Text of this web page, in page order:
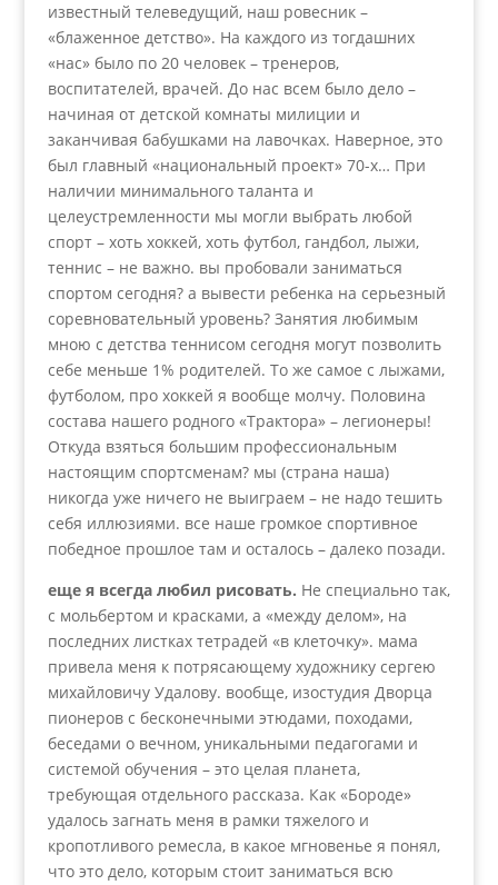
известный телеведущий, наш ровесник –
«блаженное детство». На каждого из тогдашних
«нас» было по 20 человек – тренеров,
воспитателей, врачей. До нас всем было дело –
начиная от детской комнаты милиции и
заканчивая бабушками на лавочках. Наверное, это
был главный «национальный проект» 70-х… При
наличии минимального таланта и
целеустремленности мы могли выбрать любой
спорт – хоть хоккей, хоть футбол, гандбол, лыжи,
теннис – не важно. вы пробовали заниматься
спортом сегодня? а вывести ребенка на серьезный
соревновательный уровень? Занятия любимым
мною с детства теннисом сегодня могут позволить
себе меньше 1% родителей. То же самое с лыжами,
футболом, про хоккей я вообще молчу. Половина
состава нашего родного «Трактора» – легионеры!
Откуда взяться большим профессиональным
настоящим спортсменам? мы (страна наша)
никогда уже ничего не выиграем – не надо тешить
себя иллюзиями. все наше громкое спортивное
победное прошлое там и осталось – далеко позади.
еще я всегда любил рисовать. Не специально так,
с мольбертом и красками, а «между делом», на
последних листках тетрадей «в клеточку». мама
привела меня к потрясающему художнику сергею
михайловичу Удалову. вообще, изостудия Дворца
пионеров с бесконечными этюдами, походами,
беседами о вечном, уникальными педагогами и
системой обучения – это целая планета,
требующая отдельного рассказа. Как «Бороде»
удалось загнать меня в рамки тяжелого и
кропотливого ремесла, в какое мгновенье я понял,
что это дело, которым стоит заниматься всю